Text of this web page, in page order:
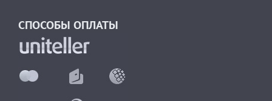
СПОСОБЫ ОПЛАТЫ